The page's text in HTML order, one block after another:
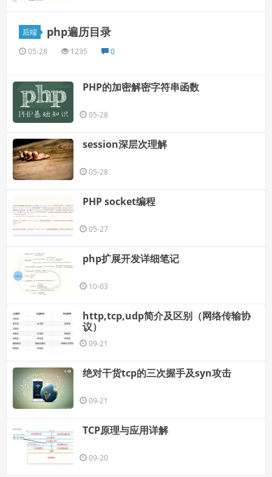
后端 php遍历目录
05-28 1235 0
PHP的加密解密字符串函数
05-28
session深层次理解
05-28
PHP socket编程
05-27
php扩展开发详细笔记
10-03
http,tcp,udp简介及区别（网络传输协
议）
09-21
绝对干货tcp的三次握手及syn攻击
09-21
TCP原理与应用详解
09-20